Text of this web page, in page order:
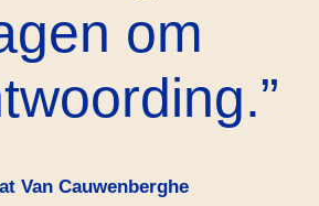
om
Van Cauwenberghe